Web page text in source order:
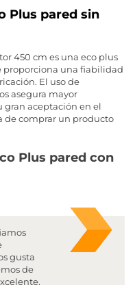
Plus pared sin
450 cm es una eco plus
proporciona una fiabilidad
El uso de
asegura mayor
gran aceptación en el
de comprar un producto
Plus pared con
gusta
de